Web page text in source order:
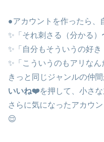
●アカウントを作ったら、
✨「それ刺さる（分かる）
✨「自分もそういうの好き
✨「こういうのもアリなん
きっと同じジャンルの仲間
いいね❤️を押して、小さ
さらに気になったアカウン
😌